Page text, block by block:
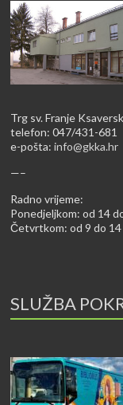
Trg sv. Franje
telefon: 047/431-681
e-pošta:info@gkka.hr
—–
Radno vrijeme:
Ponedjeljkom: od 14
Četvrtkom: od 9 do
SLUŽBA